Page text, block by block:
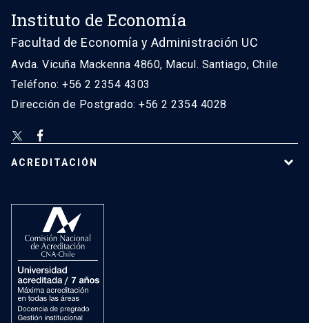
Instituto de Economía
Facultad de Economía y Administración UC
Avda. Vicuña Mackenna 4860, Macul. Santiago, Chile
Teléfono: +56 2 2354 4303
Dirección de Postgrado: +56 2 2354 4028
ACREDITACIÓN